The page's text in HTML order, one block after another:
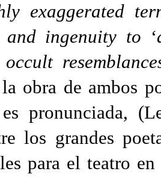
exaggerated
ingenuity to ‘
obra de ambos
es pronunciada,
los grandes
para el teatro